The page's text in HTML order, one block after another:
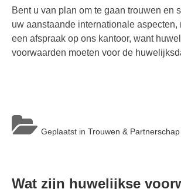
Bent u van plan om te gaan trouwen en
uw aanstaande internationale aspecten,
een afspraak op ons kantoor, want
voorwaarden moeten voor de
Geplaatst in Trouwen & Partnerschap
Wat zijn huwelijkse